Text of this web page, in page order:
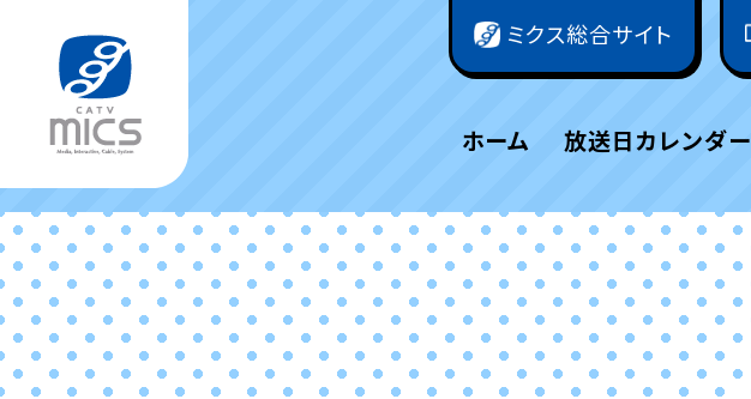
ミクス総合サイト
ホーム 放送日カレンダー